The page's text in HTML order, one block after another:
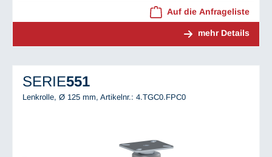
Auf die Anfrageliste
mehr Details
SERIE551
Lenkrolle, Ø 125 mm, Artikelnr.: 4.TGC0.FPC0